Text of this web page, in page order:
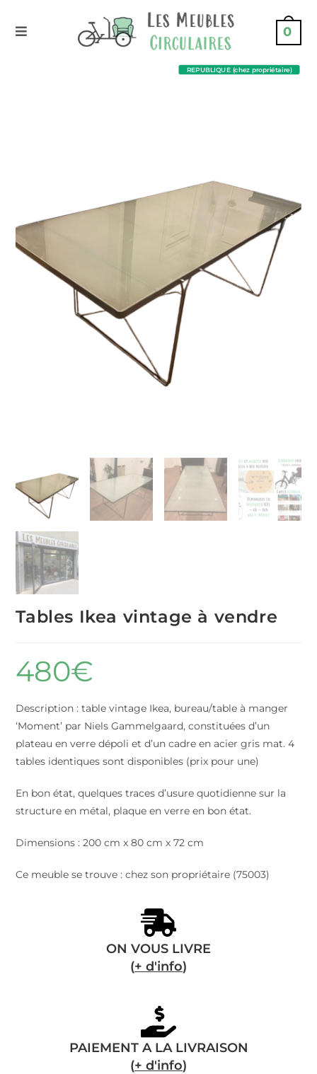
0
REPUBLIQUE (chez propriétaire)
Tables Ikea vintage à vendre
480€
Description : table vintage Ikea, bureau/table à manger
‘Moment’ par Niels Gammelgaard, constituées d’un
plateau en verre dépoli et d’un cadre en acier gris mat. 4
tables identiques sont disponibles (prix pour une)
En bon état, quelques traces d’usure quotidienne sur la
structure en métal, plaque en verre en bon état.
Dimensions : 200 cm x 80 cm x 72 cm
Ce meuble se trouve : chez son propriétaire (75003)
ON VOUS LIVRE
(+ d'info)
PAIEMENT A LA LIVRAISON
(+ d'info)